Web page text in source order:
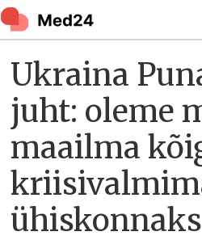
Ukraina
juht: oleme
maailma
ühiskonnaks